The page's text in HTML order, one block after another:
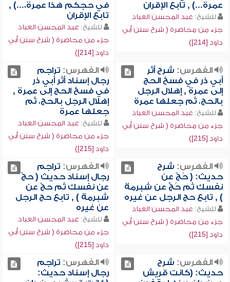
عمرة...) , تابع الإقران
للشيخ: عبد المحسن العباد
جزء من محاضرة ( شرح سنن أبي
داود [214])
في حجكم هذا عمرة،...) ,
تابع الإقران
للشيخ: عبد المحسن العباد
جزء من محاضرة ( شرح سنن أبي
داود [214])
الفهرس: شرح أثر
أبي ذر في فسخ الحج
إلى عمرة , إهلال الرجل
بالحج، ثم جعلها عمرة
للشيخ: عبد المحسن العباد
جزء من محاضرة ( شرح سنن أبي
داود [215])
الفهرس: تراجم
رجال إسناد أثر أبي ذر
في فسخ الحج إلى عمرة ,
إهلال الرجل بالحج، ثم
جعلها عمرة
للشيخ: عبد المحسن العباد
جزء من محاضرة ( شرح سنن أبي
داود [215])
الفهرس: شرح
حديث: ( حُجّ عن
نفسك ثم حُجَّ عن شبرمة
) , تابع حج الرجل عن غيره
للشيخ: عبد المحسن العباد
جزء من محاضرة ( شرح سنن أبي
داود [215])
الفهرس: تراجم
رجال إسناد حديث ( حجّ
عن نفسك ثم حجّ عن
شبرمة ) , تابع حج الرجل
عن غيره
للشيخ: عبد المحسن العباد
جزء من محاضرة ( شرح سنن أبي
داود [215])
الفهرس: شرح
حديث: (كانت قريش
الفهرس: تراجم
رجال إسناد حديث: